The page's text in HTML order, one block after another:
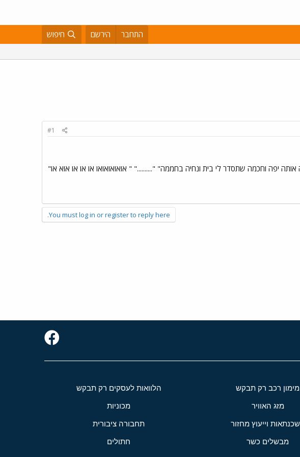
התחבר הירשם חיפוש
#1
יפה וחכמה שתסדר לי בית ונחיה בחממה" ".........." " אואואואואו או או או אוא או"
You must log in or register to reply here.
מימון רכב רק תבקש הלוואות לעסקים רק תבקש
מזג האוויר מכוניות
וייעוץ מחזור תחבורה ציבורית
מבשלים כשר חתולים